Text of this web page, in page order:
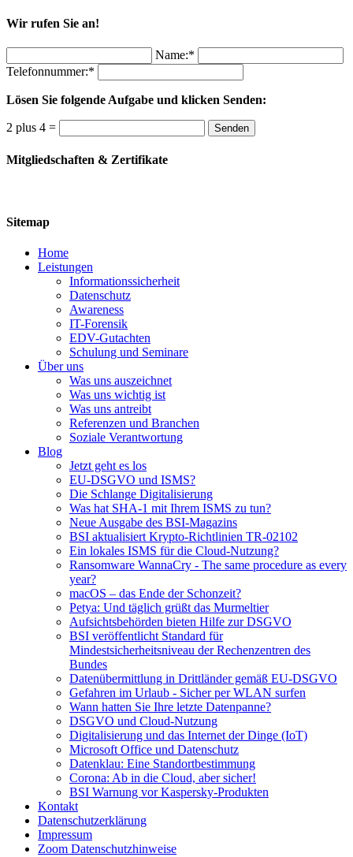
Wir rufen Sie an!
Name:*
Telefonnummer:*
Lösen Sie folgende Aufgabe und klicken Senden:
2 plus 4 = Senden
Mitgliedschaften & Zertifikate
Sitemap
Home
Leistungen
Informationssicherheit
Datenschutz
Awareness
IT-Forensik
EDV-Gutachten
Schulung und Seminare
Über uns
Was uns auszeichnet
Was uns wichtig ist
Was uns antreibt
Referenzen und Branchen
Soziale Verantwortung
Blog
Jetzt geht es los
EU-DSGVO und ISMS?
Die Schlange Digitalisierung
Was hat SHA-1 mit Ihrem ISMS zu tun?
Neue Ausgabe des BSI-Magazins
BSI aktualisiert Krypto-Richtlinien TR-02102
Ein lokales ISMS für die Cloud-Nutzung?
Ransomware WannaCry - The same procedure as every
year?
macOS – das Ende der Schonzeit?
Petya: Und täglich grüßt das Murmeltier
Aufsichtsbehörden bieten Hilfe zur DSGVO
BSI veröffentlicht Standard für
Mindestsicherheitsniveau der Rechenzentren des
Bundes
Datenübermittlung in Drittländer gemäß EU-DSGVO
Gefahren im Urlaub - Sicher per WLAN surfen
Wann hatten Sie Ihre letzte Datenpanne?
DSGVO und Cloud-Nutzung
Digitalisierung und das Internet der Dinge (IoT)
Microsoft Office und Datenschutz
Datenklau: Eine Standortbestimmung
Corona: Ab in die Cloud, aber sicher!
BSI Warnung vor Kaspersky-Produkten
Kontakt
Datenschutzerklärung
Impressum
Zoom Datenschutzhinweise